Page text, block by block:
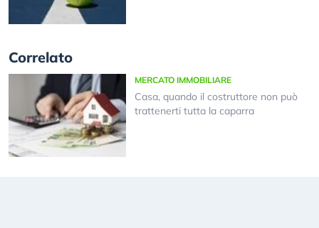
Correlato
MERCATO IMMOBILIARE
Casa, quando il costruttore non può
trattenerti tutta la caparra